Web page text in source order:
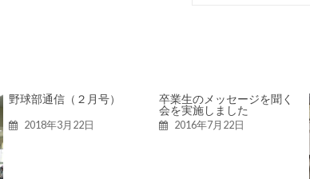
野球部通信（２月号）
2018年3月22日
卒業生のメッセージを聞く
会を実施しました
2016年7月22日